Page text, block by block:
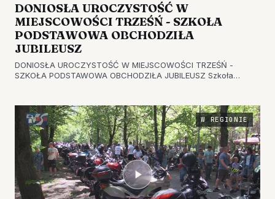
DONIOSŁA UROCZYSTOŚĆ W
MIEJSCOWOŚCI TRZEŚŃ - SZKOŁA
PODSTAWOWA OBCHODZIŁA
JUBILEUSZ
DONIOSŁA UROCZYSTOŚĆ W MIEJSCOWOŚCI TRZEŚŃ -
SZKOŁA PODSTAWOWA OBCHODZIŁA JUBILEUSZ Szkoła
historię placówki i jej dorobek oraz doce…
W REGIONIE